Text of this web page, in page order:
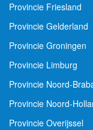
Provincie Friesland
Provincie Gelderland
Provincie Groningen
Provincie Limburg
Provincie Noord-
Provincie Noord-
Provincie Overijssel